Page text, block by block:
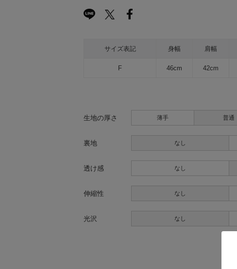
サイズ表記 身幅 肩幅
F 46cm 42cm
生地の厚さ 薄手 普通
裏地 なし
透け感 なし
伸縮性 なし
光沢 なし